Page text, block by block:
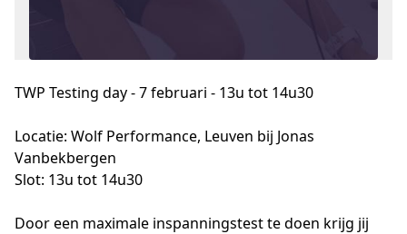
TWP Testing day - 7 februari - 13u tot 14u30
Locatie: Wolf Performance, Leuven bij Jonas
Vanbekbergen
Slot: 13u tot 14u30
Door een maximale inspanningstest te doen krijg jij